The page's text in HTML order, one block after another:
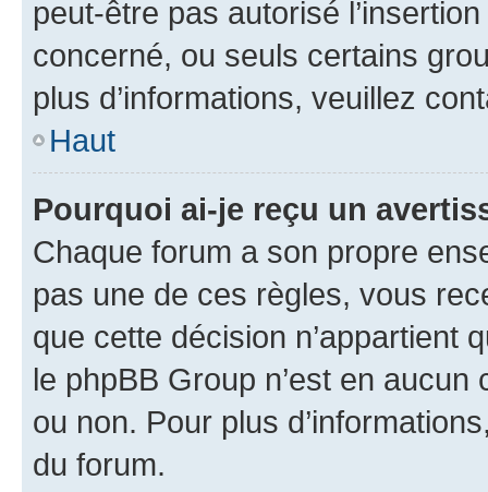
peut-être pas autorisé
concerné, ou seuls certains
plus d’informations, veuillez
Haut
Pourquoi ai-je reçu un
Chaque forum a son propre
pas une de ces règles, vous
que cette décision n’appartient
le phpBB Group n’est en
ou non. Pour plus
du forum.